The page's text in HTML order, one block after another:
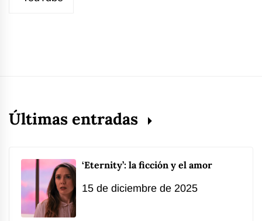
Últimas entradas
‘Eternity’: la ficción y el amor
15 de diciembre de 2025